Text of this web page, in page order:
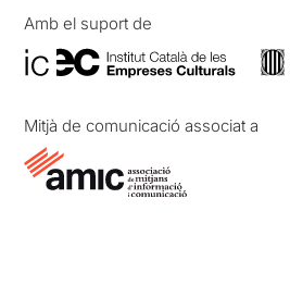
Amb el suport de
Mitjà de comunicació associat a